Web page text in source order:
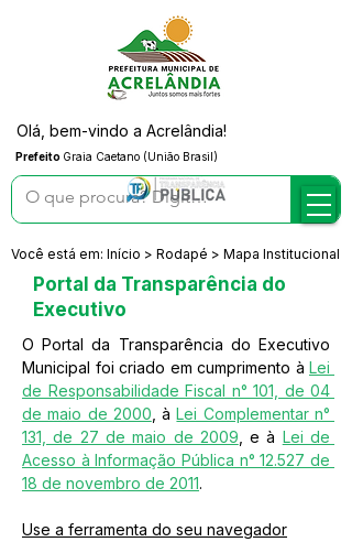
Prefeito Graia Caetano (União Brasil)
Olá, bem-vindo a Acrelândia!
Você está em: Início > Rodapé > Mapa Institucional
Portal da Transparência do
Executivo
O Portal da Transparência do Executivo
Municipal foi criado em cumprimento à Lei
de Responsabilidade Fiscal n° 101, de 04
de maio de 2000 , à Lei Complementar n°
131, de 27 de maio de 2009 , e à Lei de
Acesso à Informação Pública n° 12.527 de
18 de novembro de 2011.
Use a ferramenta do seu navegador